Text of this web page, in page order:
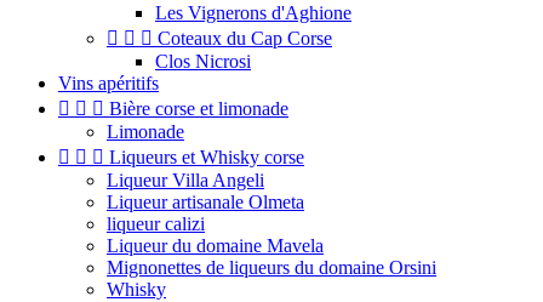
Les Vignerons d'Aghione
   Coteaux du Cap Corse
Clos Nicrosi
Vins apéritifs
   Bière corse et limonade
Limonade
   Liqueurs et Whisky corse
Liqueur Villa Angeli
Liqueur artisanale Olmeta
liqueur calizi
Liqueur du domaine Mavela
Mignonettes de liqueurs du domaine Orsini
Whisky